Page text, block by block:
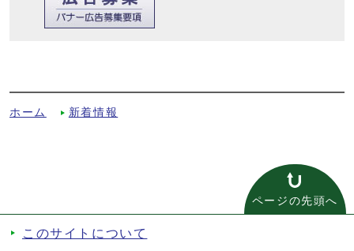
ホーム 新着情報
ページの先頭へ
このサイトについて